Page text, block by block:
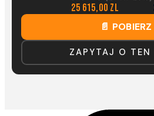
25 615,00 zl
📄
ZAPYTAJ O TEN